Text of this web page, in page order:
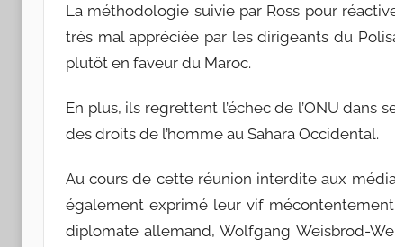
La méthodologie suivie par Ross pour
très mal appréciée par les dirigeants du
plutôt en faveur du Maroc.
En plus, ils regrettent l’échec de l’ONU dans
des droits de l’homme au Sahara Occidental.
Au cours de cette réunion interdite aux
également exprimé leur vif
diplomate allemand, Wolfgang Weisbrod-